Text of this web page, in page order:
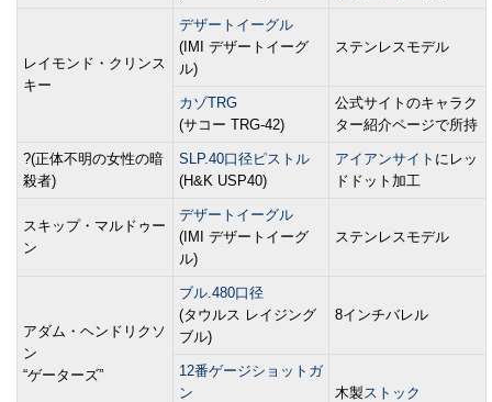
レイモンド・クリンス
キー
デザートイーグル
(IMI デザートイーグ
ル)
ステンレスモデル
カゾTRG
(サコー TRG-42)
公式サイトのキャラク
ター紹介ページで所持
?(正体不明の女性の暗
殺者)
SLP.40口径ピストル
(H&K USP40)
アイアンサイト にレッ
ドドット加工
スキップ・マルドゥー
ン
デザートイーグル
(IMI デザートイーグ
ル)
ステンレスモデル
アダム・ヘンドリクソ
ン
“ゲーターズ”
ブル.480口径
(タウルス レイジング
ブル)
8インチバレル
12番ゲージショットガ
ン
木製ストック